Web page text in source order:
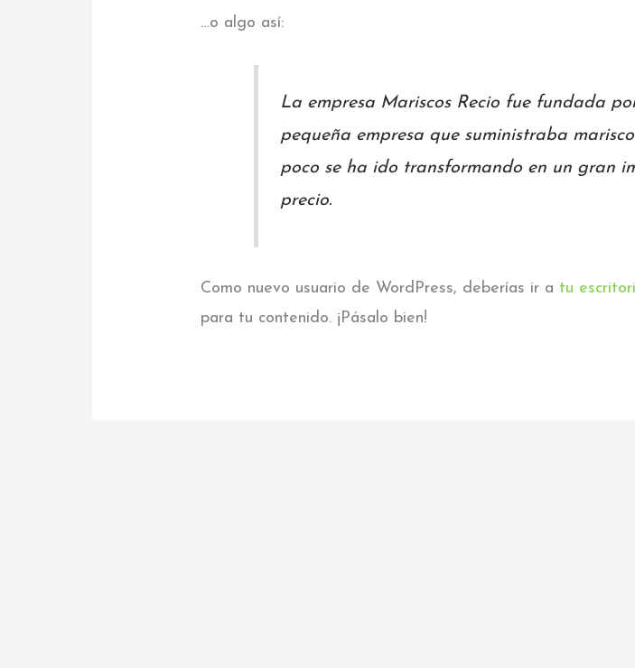
…o algo así:
La empresa Mariscos Recio fue fundada
pequeña empresa que suministraba
poco se ha ido transformando en un gran
precio.
Como nuevo usuario de WordPress, deberías ir a tu
para tu contenido. ¡Pásalo bien!